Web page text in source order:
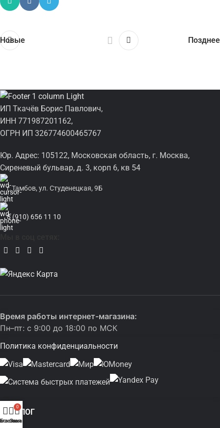
Новые Позднее
ИП Ткачёв Борис Павлович,
ИНН 771987201162,
ОГРН ИП 326774600465767
Юр. Адрес: 105122, Московская область, г. Москва,
Сиреневый бульвар, д. 3, корп 6, кв 54
г.Тамбов, ул. Студенецкая, 9Б
8 (910) 656 11 10
Время работы интернет-магазина:
Пн–пт: с 9:00 до 18:00 по МСК
Политика конфиденциальности
КАТАЛОГ
колонка)
0
Заказ